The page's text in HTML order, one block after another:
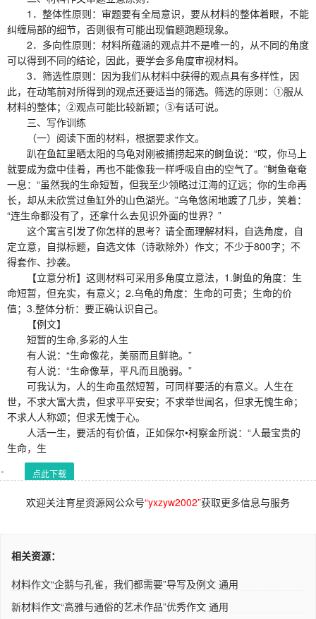
1．整体性原则：审题要有全局意识，要从材料的整体着眼，不能
纠缠局部的细节，否则很有可能出现偏题跑题现象。
2．多向性原则：材料所蕴涵的观点并不是唯一的，从不同的角度
可以得到不同的结论，因此，要学会多角度审视材料。
3．筛选性原则：因为我们从材料中获得的观点具有多样性，因
此，在动笔前对所得到的观点还要适当的筛选。筛选的原则：①服从
材料的整体；②观点可能比较新颖；③有话可说。
三、写作训练
（一）阅读下面的材料，根据要求作文。
趴在鱼缸里晒太阳的乌龟对刚被捕捞起来的鲥鱼说：“哎，你马上
就要成为盘中佳肴，再也不能像我一样呼吸自由的空气了。”鲥鱼奄奄
一息：“虽然我的生命短暂，但我至少领略过江海的辽远；你的生命再
长，却从未欣赏过鱼缸外的山色湖光。”乌龟悠闲地踱了几步，笑着：
“连生命都没有了，还拿什么去见识外面的世界？”
这个寓言引发了你怎样的思考？请全面理解材料，自选角度，自
定立意，自拟标题，自选文体（诗歌除外）作文；不少于800字；不
得套作、抄袭。
【立意分析】这则材料可采用多角度立意法，1.鲥鱼的角度：生
命短暂，但充实，有意义；2.乌龟的角度：生命的可贵；生命的价
值；3.整体分析：要正确认识自己。
【例文】
短暂的生命,多彩的人生
有人说：“生命像花，美丽而且鲜艳。”
有人说：“生命像草，平凡而且脆弱。”
可我认为，人的生命虽然短暂，可同样要活的有意义。人生在
世，不求大富大贵，但求平平安安；不求举世闻名，但求无愧生命；
不求人人称颂；但求无愧于心。
人活一生，要活的有价值，正如保尔•柯察金所说：“人最宝贵的
生命，生
点此下载
欢迎关注育星资源网公众号“yxzyw2002”获取更多信息与服务
相关资源：
材料作文“企鹅与孔雀，我们都需要”导写及例文 通用
新材料作文“高雅与通俗的艺术作品”优秀作文 通用